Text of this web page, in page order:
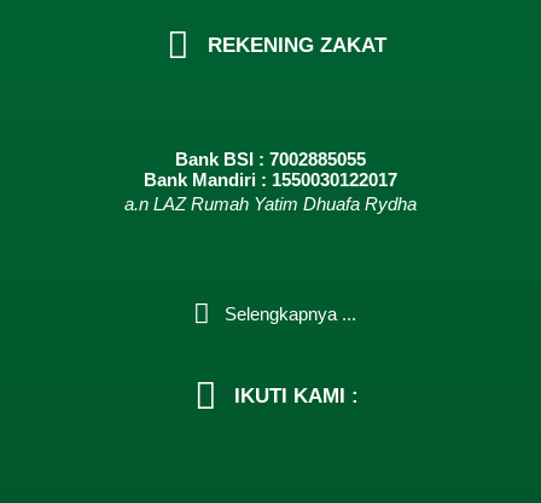
REKENING ZAKAT
Bank BSI : 7002885055
Bank Mandiri : 1550030122017
a.n LAZ Rumah Yatim Dhuafa Rydha
Selengkapnya ...
IKUTI KAMI :